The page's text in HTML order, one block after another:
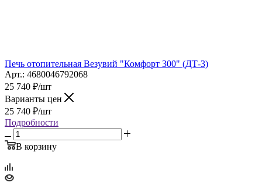
Печь отопительная Везувий "Комфорт 300" (ДТ-3)
Арт.: 4680046792068
25 740 ₽/шт
Варианты цен
25 740 ₽/шт
Подробности
В корзину